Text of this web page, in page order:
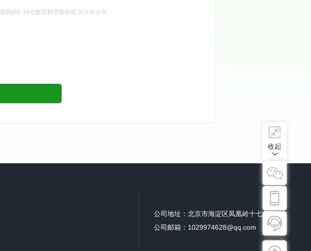
密码由6-16位数字和字母组成 区分大小写
公司地址：北京市海淀区凤凰岭十七号院
公司邮箱：1029974628@qq.com
收起